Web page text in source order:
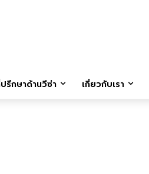
รึกษาด้านวีซ่า เกี่ยวกับเรา